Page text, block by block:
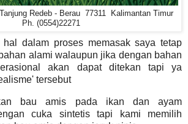
Redeb - Berau 77311 Kalimantan Timur
Ph. (0554)22271
hal dalam proses memasak saya tetap
alami walaupun jika dengan bahan
akan dapat ditekan tapi ya
tersebut
bau amis pada ikan dan ayam
cuka sintetis tapi kami memilih